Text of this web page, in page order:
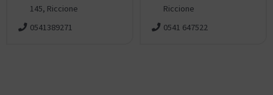
145, Riccione
0541389271
Riccione
0541 647522